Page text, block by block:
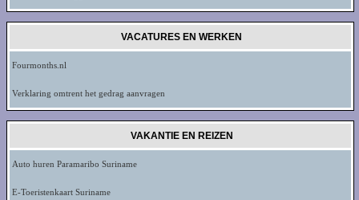
VACATURES EN WERKEN
Fourmonths.nl
Verklaring omtrent het gedrag aanvragen
VAKANTIE EN REIZEN
Auto huren Paramaribo Suriname
E-Toeristenkaart Suriname